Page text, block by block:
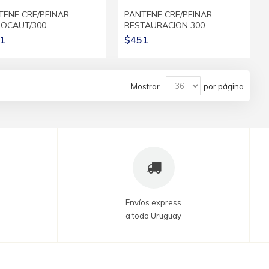
CRE/PEINAR
300
PANTENE CRE/PEINAR
RESTAURACION 300
$451
Mostrar por página
Envíos express
a todo Uruguay